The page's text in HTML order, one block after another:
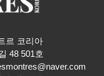
스터 컬렉션
르 코리아
48 501호